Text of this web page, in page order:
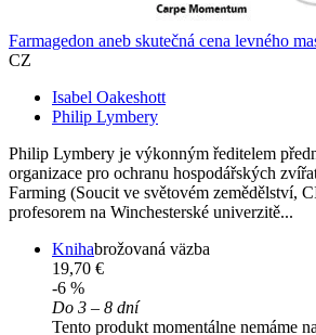
Farmagedon aneb skutečná cena levného
CZ
Isabel Oakeshott
Philip Lymbery
Philip Lymbery je výkonným ředitelem
organizace pro ochranu hospodářských
Farming (Soucit ve světovém zemědělství,
profesorem na Winchesterské univerzitě...
Knihabrožovaná väzba
19,70 €
-6 %
Do 3 – 8 dní
Tento produkt momentálne nemáme